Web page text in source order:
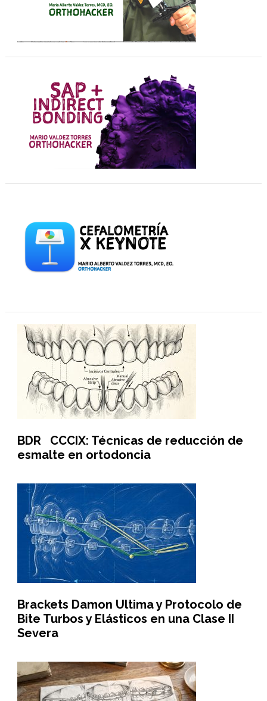
BDR CCCIX: Técnicas de reducción de
esmalte en ortodoncia
Brackets Damon Ultima y Protocolo de
Bite Turbos y Elásticos en una Clase II
Severa